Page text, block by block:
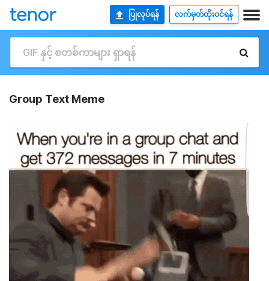
ပြုလုပ်ရန် လက်မှတ်ထိုးဝင်ရန်
Group Text Meme